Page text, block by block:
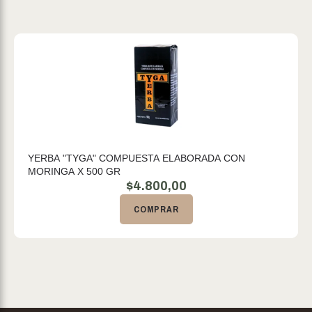
YERBA "TYGA" COMPUESTA ELABORADA CON
MORINGA X 500 GR
$4.800,00
COMPRAR